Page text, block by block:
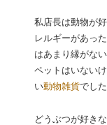
私店長は動物が
レルギーがあっ
はあまり縁がな
ペットはいない
い動物雑貨でした
どうぶつが好き